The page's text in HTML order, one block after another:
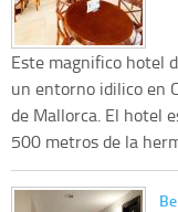
Este magnifico hotel
un entorno idilico en
de Mallorca. El hotel
500 metros de la